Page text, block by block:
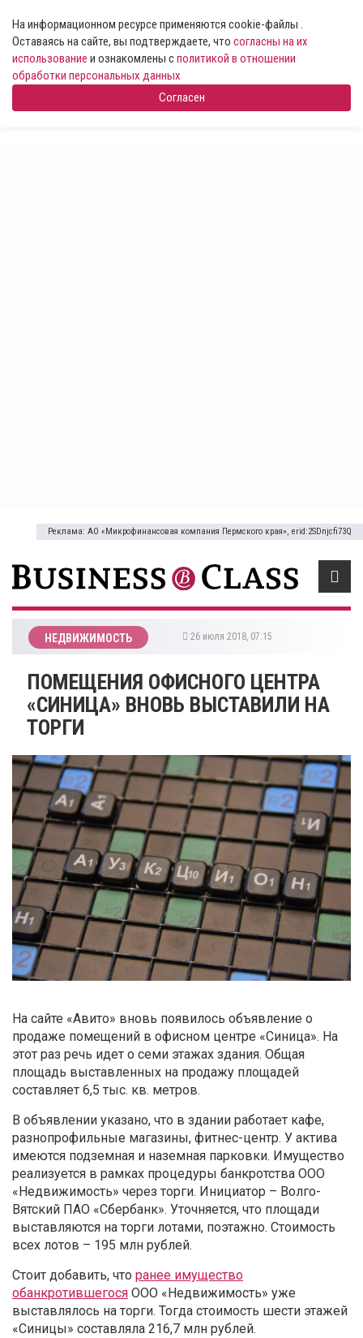
На информационном ресурсе применяются cookie-файлы .
Оставаясь на сайте, вы подтверждаете, что согласны на их
использование и ознакомлены сполитикой в отношении
обработки персональных данных
Согласен
Реклама: АО «Микрофинансовая компания Пермского края», erid:2SDnjcfi73Q
НЕДВИЖИМОСТЬ 26 июля 2018, 07:15
ПОМЕЩЕНИЯ ОФИСНОГО ЦЕНТРА
«СИНИЦА» ВНОВЬ ВЫСТАВИЛИ НА
ТОРГИ
На сайте «Авито» вновь появилось объявление о
продаже помещений в офисном центре «Синица». На
этот раз речь идет о семи этажах здания. Общая
площадь выставленных на продажу площадей
составляет 6,5 тыс. кв. метров.
В объявлении указано, что в здании работает кафе,
разнопрофильные магазины, фитнес-центр. У актива
имеются подземная и наземная парковки. Имущество
реализуется в рамках процедуры банкротства ООО
«Недвижимость» через торги. Инициатор – Волго-
Вятский ПАО «Сбербанк». Уточняется, что площади
выставляются на торги лотами, поэтажно. Стоимость
всех лотов – 195 млн рублей.
Стоит добавить, что ранее имущество
обанкротившегося ООО «Недвижимость» уже
выставлялось на торги. Тогда стоимость шести этажей
«Синицы» составляла 216,7 млн рублей.